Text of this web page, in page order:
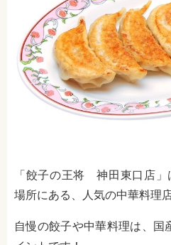
「餃子の王将 神田東口店」
場所にある、人気の中華料理
自慢の餃子や中華料理は、国